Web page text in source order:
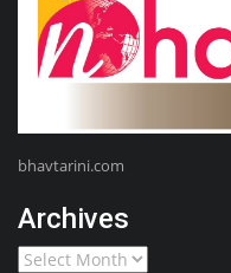
bhavtarini.com
Archives